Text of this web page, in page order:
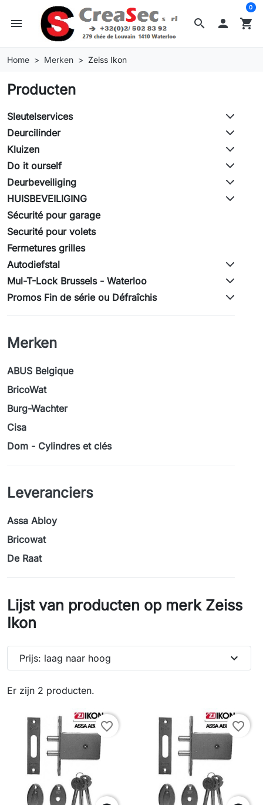
search
menu  shopping_cart
0
Home Merken Zeiss Ikon
Producten
Sleutelservices
Deurcilinder
Kluizen
Do it ourself
Deurbeveiliging
HUISBEVEILIGING
Sécurité pour garage
Securité pour volets
Fermetures grilles
Autodiefstal
Mul-T-Lock Brussels - Waterloo
Promos Fin de série ou Défraîchis
Merken
ABUS Belgique
BricoWat
Burg-Wachter
Cisa
Dom - Cylindres et clés
Leveranciers
Assa Abloy
Bricowat
De Raat
Lijst van producten op merk Zeiss
Ikon
Er zijn 2 producten.
Prijs: laag naar hoog expand_more
favorite_border favorite_border